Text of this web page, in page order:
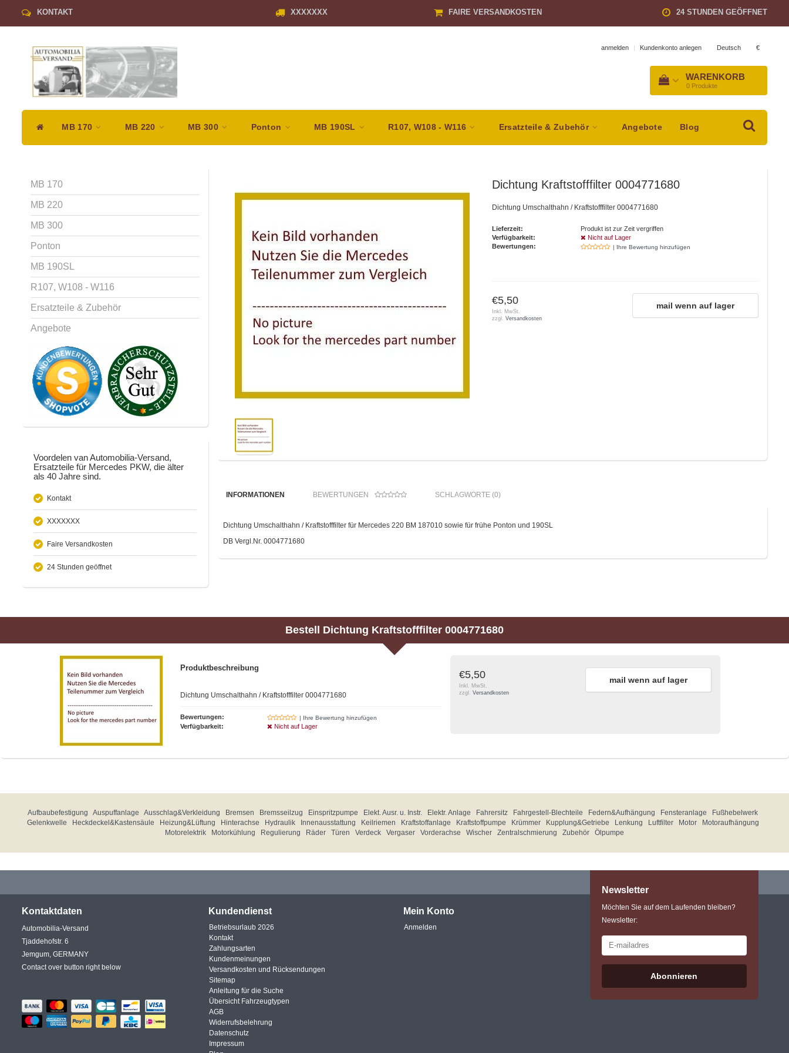
KONTAKT XXXXXXX FAIRE VERSANDKOSTEN 24 STUNDEN GEÖFFNET
anmelden | Kundenkonto anlegen Deutsch €
WARENKORB
0 Produkte
MB 170 MB 220 MB 300 Ponton MB 190SL R107, W108 - W116 Ersatzteile & Zubehör Angebote Blog
MB 170
MB 220
MB 300
Ponton
MB 190SL
R107, W108 - W116
Ersatzteile & Zubehör
Angebote
Voordelen van Automobilia-Versand,
Ersatzteile für Mercedes PKW, die älter
als 40 Jahre sind.
Kontakt
XXXXXXX
Faire Versandkosten
24 Stunden geöffnet
Dichtung Kraftstofffilter 0004771680
Dichtung Umschalthahn / Kraftstofffilter 0004771680
Lieferzeit:
Produkt ist zur Zeit vergriffen
Verfügbarkeit:
Nicht auf Lager
Bewertungen:
| Ihre Bewertung hinzufügen
€5,50
Inkl. MwSt.
zzgl.Versandkosten
mail wenn auf lager
INFORMATIONEN BEWERTUNGEN SCHLAGWORTE (0)
Dichtung Umschalthahn / Kraftstofffilter für Mercedes 220 BM 187010 sowie für frühe Ponton und 190SL
DB Vergl.Nr. 0004771680
Bestell Dichtung Kraftstofffilter 0004771680
Produktbeschreibung
Dichtung Umschalthahn / Kraftstofffilter 0004771680
Bewertungen: | Ihre Bewertung hinzufügen
Verfügbarkeit: Nicht auf Lager
€5,50
Inkl. MwSt.
zzgl. Versandkosten
mail wenn auf lager
Aufbaubefestigung Auspuffanlage Ausschlag&Verkleidung Bremsen Bremsseilzug Einspritzpumpe Elekt. Ausr. u. Instr. Elektr. Anlage Fahrersitz Fahrgestell-Blechteile Federn&Aufhängung Fensteranlage
Fußhebelwerk
Gelenkwelle
Heckdeckel&Kastensäule Heizung&Lüftung Hinterachse Hydraulik Innenausstattung Keilriemen Kraftstoffanlage Kraftstoffpumpe Krümmer Kupplung&Getriebe Lenkung Luftfilter Motor
Motoraufhängung
Motorelektrik
Motorkühlung Regulierung Räder Türen Verdeck Vergaser Vorderachse Wischer Zentralschmierung Zubehör Ölpumpe
Kontaktdaten
Automobilia-Versand
Tjaddehofstr. 6
Jemgum, GERMANY
Contact over button right below
Kundendienst
Betriebsurlaub 2026
Kontakt
Zahlungsarten
Kundenmeinungen
Versandkosten und Rücksendungen
Sitemap
Anleitung für die Suche
Übersicht Fahrzeugtypen
AGB
Widerrufsbelehrung
Datenschutz
Impressum
Mein Konto
Anmelden
Newsletter
Möchten Sie auf dem Laufenden bleiben?
Newsletter:
Abonnieren